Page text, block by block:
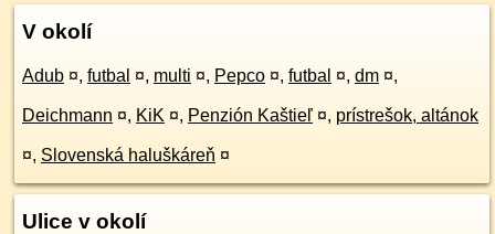
V okolí
Adub ¤, futbal ¤, multi ¤, Pepco ¤, futbal ¤, dm ¤,
Deichmann ¤, KiK ¤, Penzión Kaštieľ ¤, prístrešok, altánok
¤, Slovenská haluškáreň ¤
Ulice v okolí